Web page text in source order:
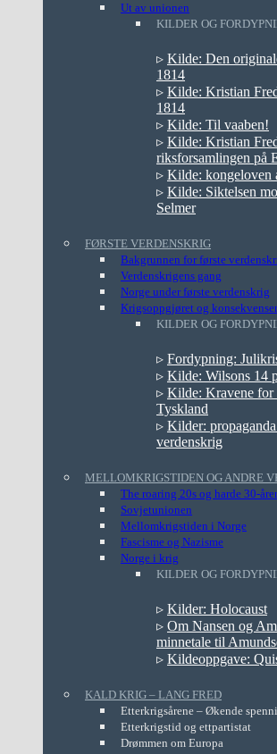
Ut av unionen
KILDER OG
▹ Kilde: Den
1814
▹ Kilde: Kristian
1814
▹ Kilde: Til vaaben!
▹ Kilde: Kristian
riksforsamlingen på
▹ Kilde: kongeloven
▹ Kilde: Siktelsen
Selmer
FØRSTE VERDENSKRIG
Bakgrunnen for første
Verdenskrigens gang
Norge under første verdenskrig
Krigsoppgjøret og konsekvenser
KILDER OG
▹ Fordypning:
▹ Kilde: Wilsons 14
▹ Kilde: Kravene for
Tyskland
▹ Kilder:
verdenskrig
MELLOMKRIGSTIDEN OG ANDRE
The roaring 20s og harde 30-
Sovjetunionen
Mellomkrigstiden i Norge
Fascisme og Nazisme
Norge i krig
KILDER OG
▹ Kilder: Holocaust
▹ Om Nansen og
minnetale til
▹ Kildeoppgave:
KALD KRIG – LANG FRED
Etterkrigsårene – Økende
Etterkrigstid og ettpartistat
Drømmen om Europa